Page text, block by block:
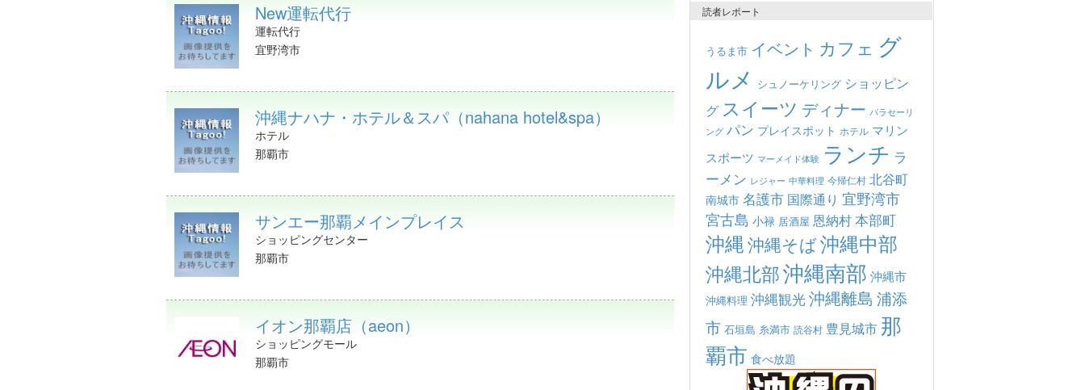
New運転代行
運転代行
宜野湾市
沖縄ナハナ・ホテル＆スパ（nahana hotel&spa）
ホテル
那覇市
サンエー那覇メインプレイス
ショッピングセンター
那覇市
イオン那覇店（aeon）
ショッピングモール
那覇市
読者レポート
うるま市 イベント カフェ グ
ルメ シュノーケリング ショッピン
グ スイーツ ディナー パラセーリ
ング パン プレイスポット ホテル マリン
スポーツ マーメイド体験 ランチ ラ
ーメン レジャー 中華料理 今帰仁村 北谷町
南城市名護市 国際通り 宜野湾市
宮古島 小禄 居酒屋 恩納村本部町
沖縄沖縄そば沖縄中部
沖縄北部沖縄南部 沖縄市
沖縄料理 沖縄観光沖縄離島 浦添
市 石垣島 糸満市 読谷村 豊見城市 那
覇市 食べ放題